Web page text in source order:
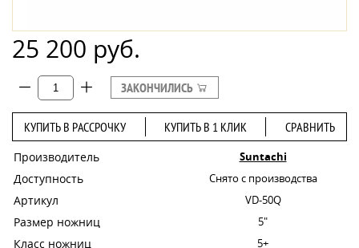
25 200 руб.
ЗАКОНЧИЛИСЬ
КУПИТЬ В РАССРОЧКУ КУПИТЬ В 1 КЛИК СРАВНИТЬ
Производитель Suntachi
Доступность Снято с производства
Артикул VD-50Q
Размер ножниц 5"
Класс ножниц 5+